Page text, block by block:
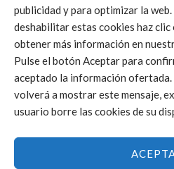
publicidad y para optimizar la
deshabilitar estas cookies haz clic
obtener más información en
Pulse el botón Aceptar para
aceptado la información ofertada.
volverá a mostrar este mensaje,
usuario borre las cookies de su
Click to accept
enable this